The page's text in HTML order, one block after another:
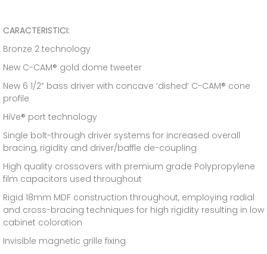
CARACTERISTICI:
Bronze 2 technology
New C-CAM® gold dome tweeter
New 6 1/2” bass driver with concave ‘dished’ C-CAM® cone
profile
HiVe® port technology
Single bolt-through driver systems for increased overall
bracing, rigidity and driver/baffle de-coupling
High quality crossovers with premium grade Polypropylene
film capacitors used throughout
Rigid 18mm MDF construction throughout, employing radial
and cross-bracing techniques for high rigidity resulting in low
cabinet coloration
Invisible magnetic grille fixing